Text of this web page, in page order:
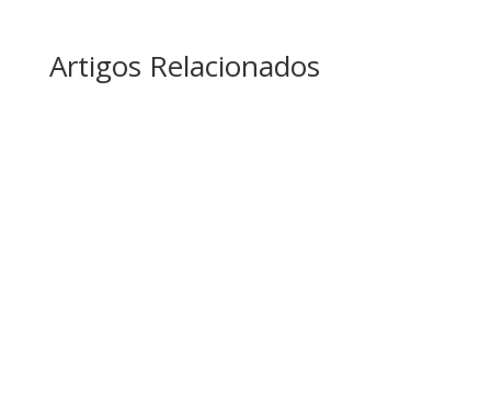
Artigos Relacionados